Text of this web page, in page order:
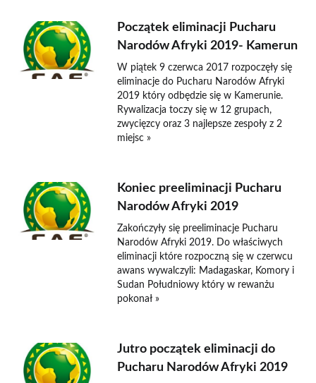
Początek eliminacji Pucharu
Narodów Afryki 2019- Kamerun
W piątek 9 czerwca 2017 rozpoczęły się
eliminacje do Pucharu Narodów Afryki
2019 który odbędzie się w Kamerunie.
Rywalizacja toczy się w 12 grupach,
zwycięzcy oraz 3 najlepsze zespoły z 2
miejsc »
Koniec preeliminacji Pucharu
Narodów Afryki 2019
Zakończyły się preeliminacje Pucharu
Narodów Afryki 2019. Do właściwych
eliminacji które rozpoczną się w czerwcu
awans wywalczyli: Madagaskar, Komory i
Sudan Południowy który w rewanżu
pokonał »
Jutro początek eliminacji do
Pucharu Narodów Afryki 2019